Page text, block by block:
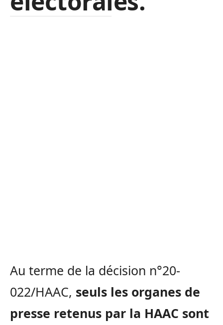
Au terme de la décision n°20-
022/HAAC, seuls les organes de
presse retenus par la HAAC sont